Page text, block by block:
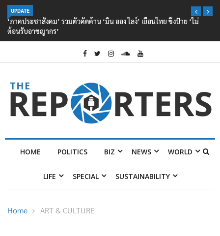
UPDATE
‘ภาคประชาสังคม’ รวมตัวคัดค้าน ‘มิน ออง ไลง์’ เยือนไทย ขึงป้าย ‘ไม่
ต้อนรับอาชญากร’
HOME POLITICS BIZ NEWS WORLD
LIFE SPECIAL SUSTAINABILITY
Home ART & CULTURE